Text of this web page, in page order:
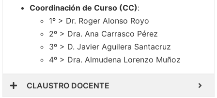
Coordinación de Curso (CC):
1º > Dr. Roger Alonso Royo
2º > Dra. Ana Carrasco Pérez
3º > D. Javier Aguilera Santacruz
4º > Dra. Almudena Lorenzo Muñoz
CLAUSTRO DOCENTE